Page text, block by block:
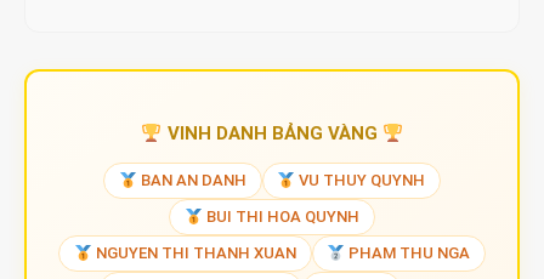
VINH DANH BẢNG VÀNG
BAN AN DANH
VU THUY QUYNH
BUI THI HOA QUYNH
NGUYEN THI THANH XUAN
PHAM THU NGA